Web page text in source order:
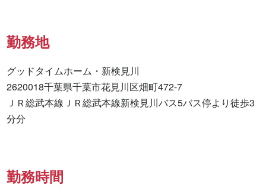
勤務地
グッドタイムホーム・新検見川
2620018千葉県千葉市花見川区畑町472-7
ＪＲ総武本線ＪＲ総武本線新検見川バス5バス停より徒歩3
分分
勤務時間